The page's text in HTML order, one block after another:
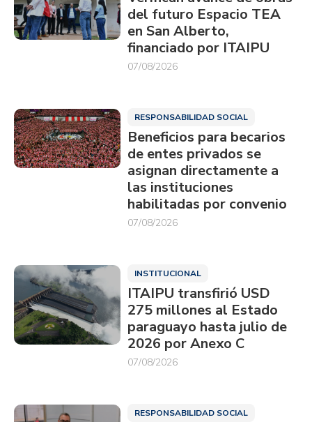
del futuro Espacio TEA
en San Alberto,
financiado por ITAIPU
07/08/2026
RESPONSABILIDAD SOCIAL
Beneficios para becarios
de entes privados se
asignan directamente a
las instituciones
habilitadas por convenio
07/08/2026
INSTITUCIONAL
ITAIPU transfirió USD
275 millones al Estado
paraguayo hasta julio de
2026 por Anexo C
07/08/2026
RESPONSABILIDAD SOCIAL